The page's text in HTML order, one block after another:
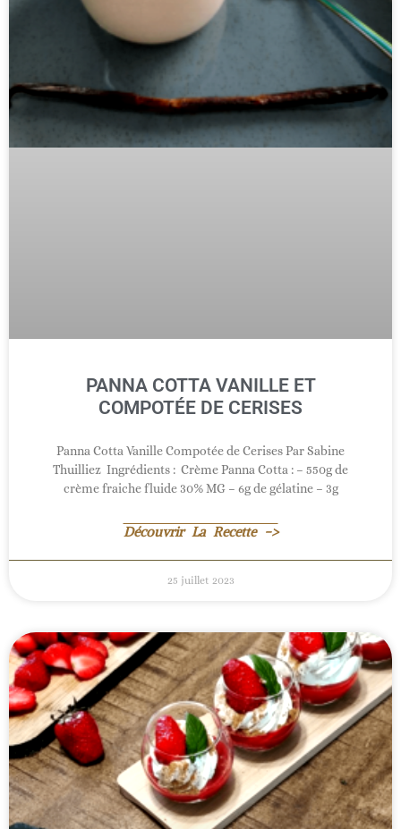
PANNA COTTA VANILLE ET
COMPOTÉE DE CERISES
Panna Cotta Vanille Compotée de Cerises Par Sabine
Thuilliez Ingrédients : Crème Panna Cotta : – 550g de
crème fraiche fluide 30% MG – 6g de gélatine – 3g
Découvrir La Recette ->
25 juillet 2023